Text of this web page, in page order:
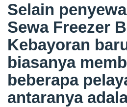
Selain
Sewa Freezer
Kebayoran
biasanya
beberapa
antaranya